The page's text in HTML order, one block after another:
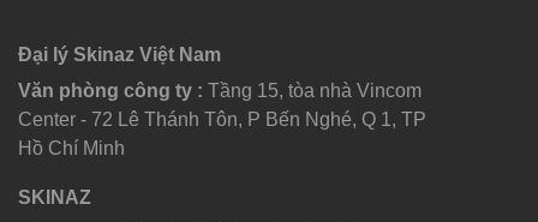
Đại lý Skinaz Việt Nam
Văn phòng công ty : Tầng 15, tòa nhà Vincom
Center - 72 Lê Thánh Tôn, P Bến Nghé, Q 1, TP
Hồ Chí Minh
SKINAZ